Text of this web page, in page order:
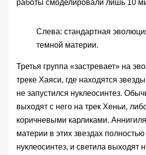
работы смоделировали лишь 10
Слева: стандартная
темной материи.
Третья группа «застревает» на
треке Хаяси, где находятся
не запустился нуклеосинтез.
выходят с него на трек Хеньи,
коричневыми карликами.
материи в этих звездах
нуклеосинтез, и светила выходят